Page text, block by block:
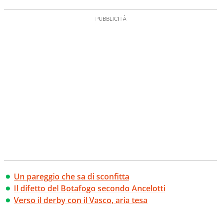
Un pareggio che sa di sconfitta
Il difetto del Botafogo secondo Ancelotti
Verso il derby con il Vasco, aria tesa